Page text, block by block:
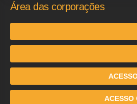
Área das corporações
ACESSO